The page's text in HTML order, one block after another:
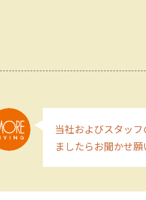
当社およびスタッ
ましたらお聞かせ